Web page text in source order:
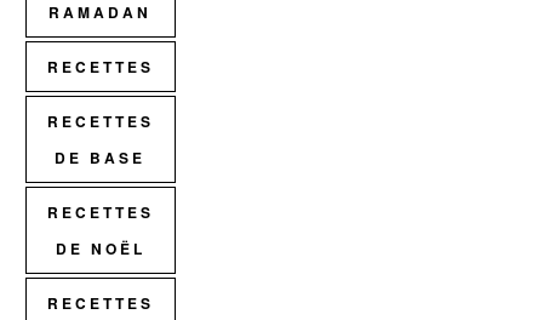
RAMADAN
RECETTES
RECETTES
DE BASE
RECETTES
DE NOËL
RECETTES